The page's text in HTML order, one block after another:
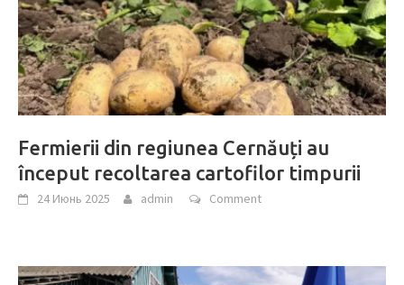
Fermierii din regiunea Cernăuți au
început recoltarea cartofilor timpurii
24 Июнь 2025 admin Comment